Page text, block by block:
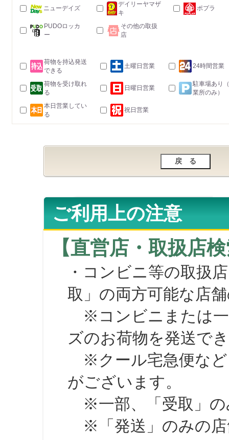
ニューデイズ
デイリーヤマザ
キ
ポプラ
PUDOロッカ
ー
その他の取扱
店
荷物を持込発送
できる
土曜日営業 24時間営業
荷物を受け取れ
る
日曜日営業
駐車場あり
業所のみ）
本日営業してい
る
祝日営業
ご利用上の注意
【直営店・取扱店
・コンビニ等の取扱
取」の両方可能な店
※コンビニまたは一
ズのお荷物を発送で
※クール宅急便など
がございます。
※一部、「受取」の
※「発送」のみの店